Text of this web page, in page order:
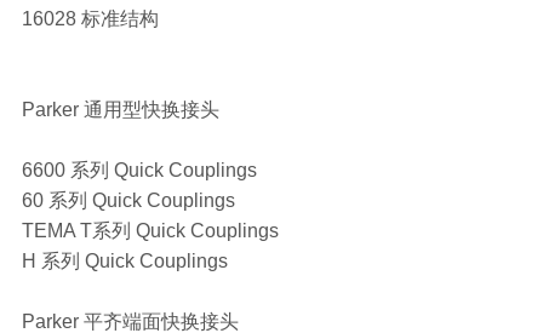
16028 标准结构
Parker 通用型快换接头
6600 系列 Quick Couplings
60 系列 Quick Couplings
TEMA T系列 Quick Couplings
H 系列 Quick Couplings
Parker 平齐端面快换接头